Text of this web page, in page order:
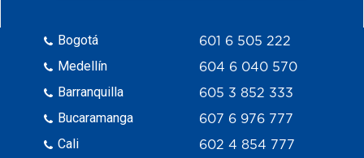
Bogotá
Medellín
Barranquilla
Bucaramanga
Cali
601 6 505 222
604 6 040 570
605 3 852 333
607 6 976 777
602 4 854 777